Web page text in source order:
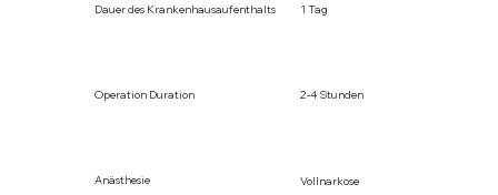
1 Tag
Dauer des Krankenhausaufenthalts
2-4 Stunden
Operation Duration
Vollnarkose
Anästhesie